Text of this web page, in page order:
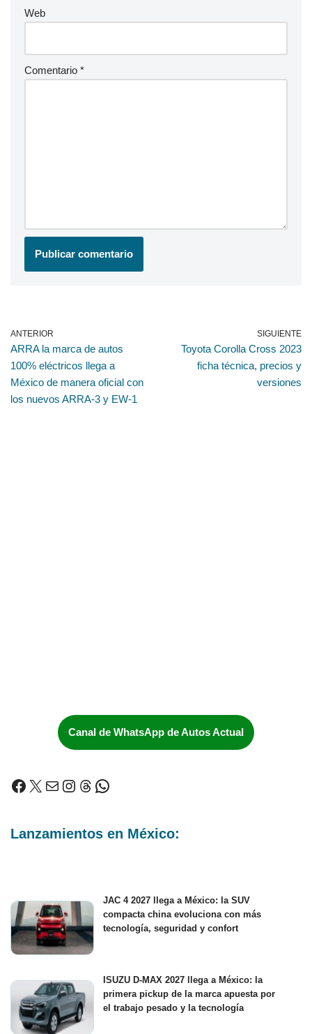
Web
Comentario *
ANTERIOR
ARRA la marca de autos
100% eléctricos llega a
México de manera oficial con
los nuevos ARRA-3 y EW-1
SIGUIENTE
Toyota Corolla Cross 2023
ficha técnica, precios y
versiones
Canal de WhatsApp de Autos Actual
Lanzamientos en México:
JAC 4 2027 llega a México: la SUV
compacta china evoluciona con más
tecnología, seguridad y confort
ISUZU D-MAX 2027 llega a México: la
primera pickup de la marca apuesta por
el trabajo pesado y la tecnología